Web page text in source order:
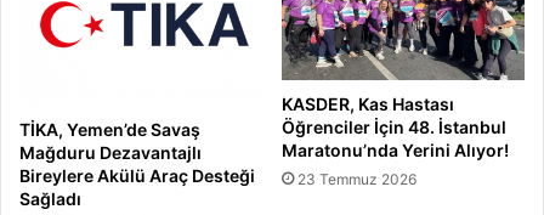
TİKA, Yemen’de Savaş
Mağduru Dezavantajlı
Bireylere Akülü Araç Desteği
Sağladı
KASDER, Kas Hastası
Öğrenciler İçin 48. İstanbul
Maratonu’nda Yerini Alıyor!
23 Temmuz 2026